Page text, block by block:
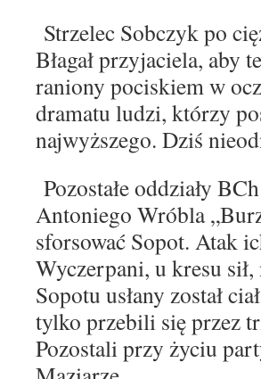
Strzelec Sobczyk po
Błagałprzyjaciela, aby
raniony pociskiemw
dramatu ludzi, którzy
najwyższego. Dziś
Pozostałe oddziały
Antoniego Wróbla
sforsować Sopot. Atak
Wyczerpani, u kresu
Sopotu usłany został
tylko przebili się przez
Pozostali przy życiu